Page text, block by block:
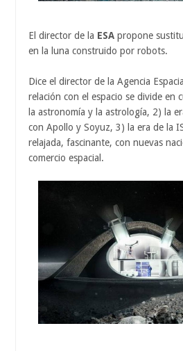
El director de la ESA propone
en la luna construido por robots.
Dice el director de la Agencia
relación con el espacio se divide en
la astronomía y la astrología, 2) la
con Apollo y Soyuz, 3) la era de la
relajada, fascinante, con nuevas
comercio espacial.